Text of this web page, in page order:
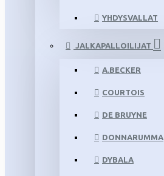
YHDYSVALLAT
JALKAPALLOILIJAT
A.BECKER
COURTOIS
DE BRUYNE
DONNARUMMA
DYBALA